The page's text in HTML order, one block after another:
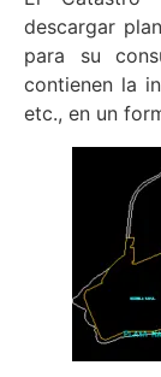
descargar
para su
contienen la
etc., en un